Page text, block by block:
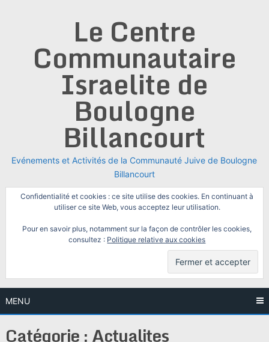
Le Centre
Communautaire
Israelite de
Boulogne
Billancourt
Evénements et Activités de la Communauté Juive de Boulogne
Billancourt
Confidentialité et cookies : ce site utilise des cookies. En continuant à
utiliser ce site Web, vous acceptez leur utilisation.
Pour en savoir plus, notamment sur la façon de contrôler les cookies,
consultez : Politique relative aux cookies
MENU
Catégorie :Actualites